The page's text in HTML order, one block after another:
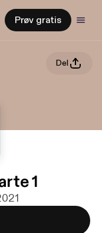
Prøv gratis
Del
1